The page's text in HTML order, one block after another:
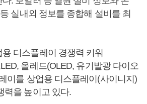
실내외 정보를 종합해 설비를 최
디스플레이 경쟁력 키워
올레드(OLED, 유기발광 다이오
이를 상업용 디스플레이(사이니지)
력을 높이고 있다.